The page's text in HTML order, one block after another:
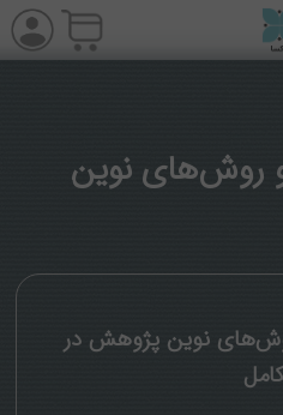
روش‌های نوین
نوین پژوهش در